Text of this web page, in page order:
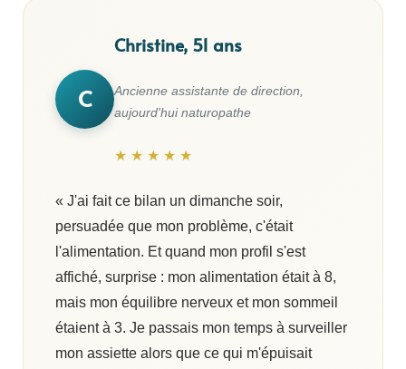
C
Christine, 51 ans
Ancienne assistante de direction,
aujourd'hui naturopathe
★ ★ ★ ★ ★
« J'ai fait ce bilan un dimanche soir,
persuadée que mon problème, c'était
l'alimentation. Et quand mon profil s'est
affiché, surprise : mon alimentation était à 8,
mais mon équilibre nerveux et mon sommeil
étaient à 3. Je passais mon temps à surveiller
mon assiette alors que ce qui m'épuisait